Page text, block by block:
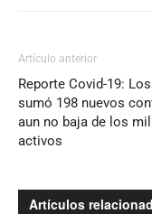
Artículo anterior
Reporte Covid-19:
sumó 198 nuevos
aun no baja de los
activos
Artículos